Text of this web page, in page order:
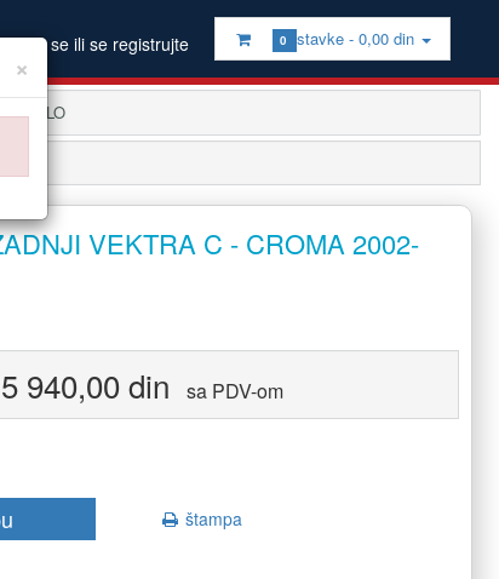
se ili se registrujte 0 stavke - 0,00 din
VEKTRA C - CROMA 2002-
5 940,00 din sa PDV-om
štampa
×